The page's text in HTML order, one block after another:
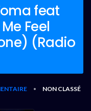
feat
Feel
(Radio
• NON CLASSÉ